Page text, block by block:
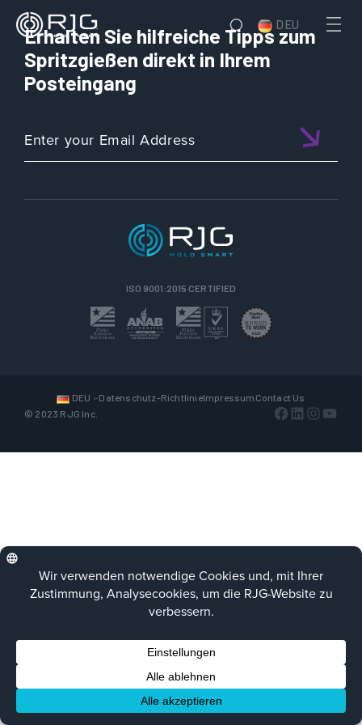
DEU
Erhalten Sie hilfreiche Tipps zum
Spritzgießen direkt in Ihrem
Posteingang
ISO 9001:2015 CERTIFIED
© 2023 RJG Inc.
DEU Datenschutz-RichtlinieImpressum Contact Us
Facebook
LinkedIn